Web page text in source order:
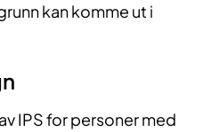
kan komme ut i
IPS for personer med